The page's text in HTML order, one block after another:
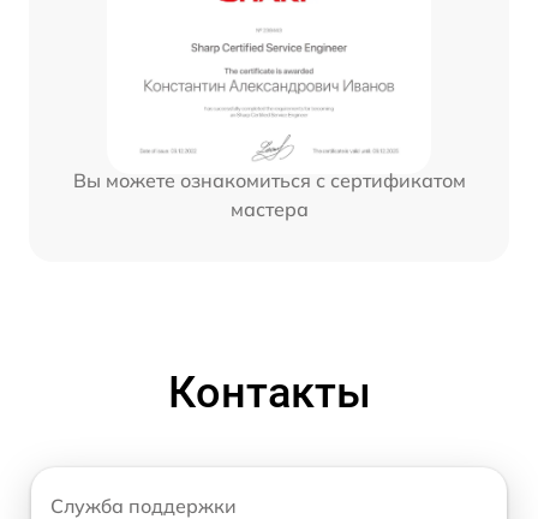
Вы можете ознакомиться с сертификатом
мастера
Контакты
Служба поддержки